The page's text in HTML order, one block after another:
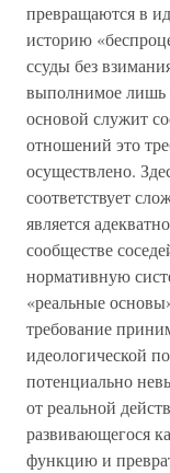
превращаются в
историю
ссуды без
выполнимое лишь
основой служит
отношений это
осуществлено.
соответствует
является
сообществе
нормативную
«реальные
требование
идеологической
потенциально
от реальной
развивающегося
функцию и